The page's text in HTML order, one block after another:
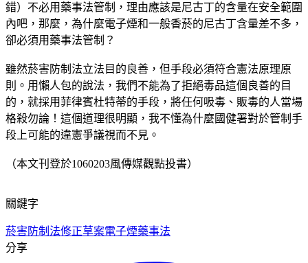
錯）不必用藥事法管制，理由應該是尼古丁的含量在安全範圍
內吧，那麼，為什麼電子煙和一般香菸的尼古丁含量差不多，
卻必須用藥事法管制？
雖然菸害防制法立法目的良善，但手段必須符合憲法原理原
則。用懶人包的說法，我們不能為了拒絕毒品這個良善的目
的，就採用菲律賓杜特蒂的手段，將任何吸毒、販毒的人當場
格殺勿論！這個道理很明顯，我不懂為什麼國健署對於管制手
段上可能的違憲爭議視而不見。
（本文刊登於1060203風傳媒觀點投書）
關鍵字
菸害防制法修正草案電子煙藥事法
分享